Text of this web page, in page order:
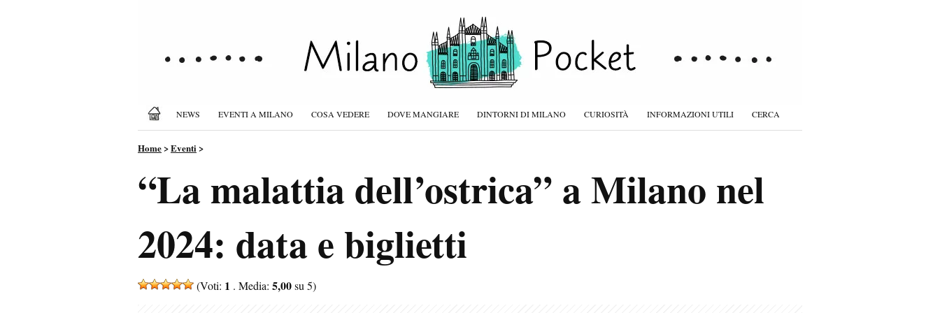
NEWS EVENTI A MILANO COSA VEDERE DOVE MANGIARE DINTORNI DI MILANO CURIOSITÀ INFORMAZIONI UTILI CERCA
Home>Eventi>
“La malattia dell’ostrica” a Milano nel
2024: data e biglietti
(Voti: 1 . Media: 5,00su 5)